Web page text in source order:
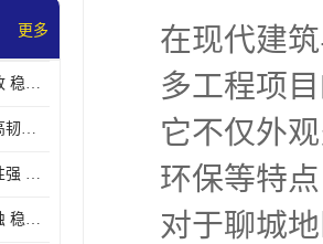
更多
q345c型钢 镀层均匀一致 稳重支撑承载力大
c型钢多少钱一米 硬度高韧性强 光洁无毛刺
c型钢成型机 硬度高韧性强 防腐耐蚀性能好
q345c型钢 承重强耐腐蚀 稳重支撑承载力大
在现代建
多工程项
它不仅外
环保等特
对于聊城